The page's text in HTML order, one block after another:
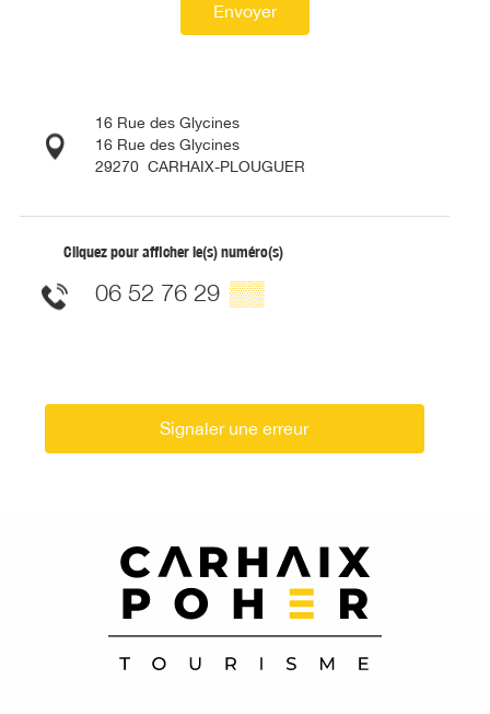
Envoyer
16 Rue des Glycines
16 Rue des Glycines
29270 CARHAIX-PLOUGUER
Cliquez pour afficher le(s) numéro(s)
06 52 76 29 ▒▒
Signaler une erreur